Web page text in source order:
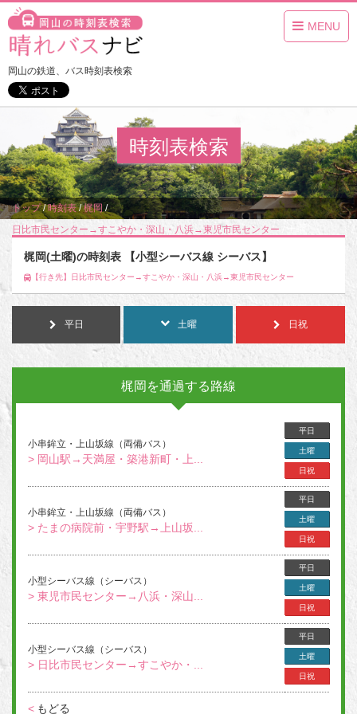
MENU
岡山の鉄道、バス時刻表検索
時刻表検索
トップ/時刻表/梶岡 /
日比市民センター→すこやか・深山・八浜→東児市民センター
梶岡(土曜)の時刻表 【小型シーバス線 シーバス】
【行き先】日比市民センター→すこやか・深山・八浜→東児市民センター
平日 土曜 日祝
梶岡を通過する路線
小串鉾立・上山坂線（両備バス）
> 岡山駅→天満屋・築港新町・上...
平日
土曜
日祝
小串鉾立・上山坂線（両備バス）
> たまの病院前・宇野駅→上山坂...
平日
土曜
日祝
小型シーバス線（シーバス）
> 東児市民センター→八浜・深山...
平日
土曜
日祝
小型シーバス線（シーバス）
> 日比市民センター→すこやか・...
平日
土曜
日祝
< もどる